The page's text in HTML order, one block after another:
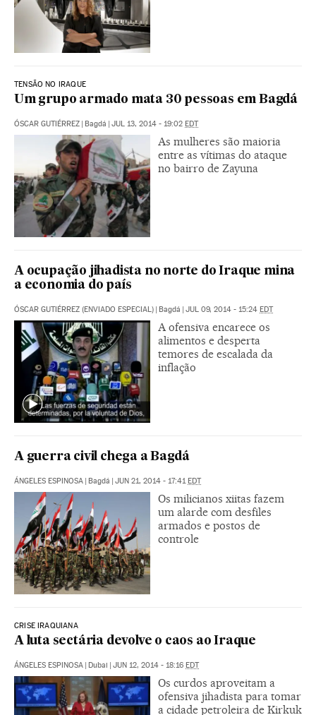
TENSÃO NO IRAQUE
Um grupo armado mata 30 pessoas em Bagdá
ÓSCAR GUTIÉRREZ | Bagdá | JUL 13, 2014 - 19:02 EDT
As mulheres são maioria
entre as vítimas do ataque
no bairro de Zayuna
A ocupação jihadista no norte do Iraque mina
a economia do país
ÓSCAR GUTIÉRREZ (ENVIADO ESPECIAL) | Bagdá | JUL 09, 2014 - 15:24 EDT
A ofensiva encarece os
alimentos e desperta
temores de escalada da
inflação
A guerra civil chega a Bagdá
ÁNGELES ESPINOSA | Bagdá | JUN 21, 2014 - 17:41EDT
Os milicianos xiitas fazem
um alarde com desfiles
armados e postos de
controle
CRISE IRAQUIANA
A luta sectária devolve o caos ao Iraque
ÁNGELES ESPINOSA | Dubai | JUN 12, 2014 - 18:16 EDT
Os curdos aproveitam a
ofensiva jihadista para tomar
a cidade petroleira de Kirkuk